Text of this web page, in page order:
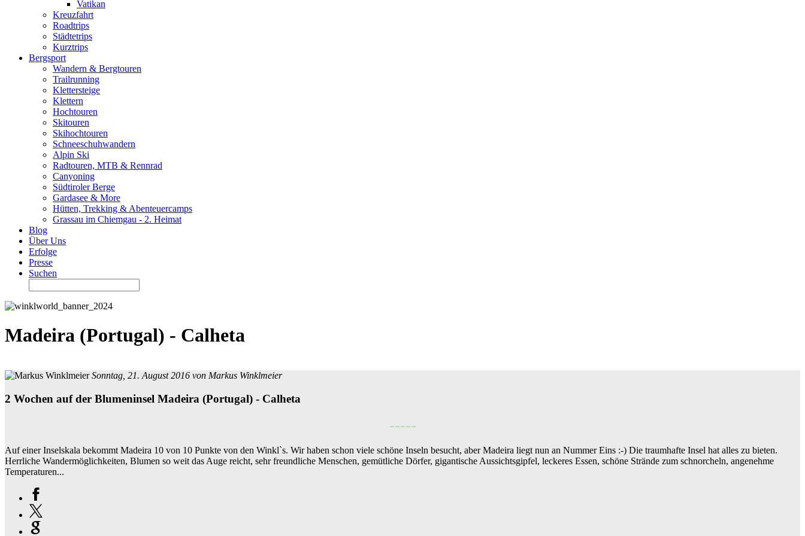
Vatikan
Kreuzfahrt
Roadtrips
Städtetrips
Kurztrips
Bergsport
Wandern & Bergtouren
Trailrunning
Klettersteige
Klettern
Hochtouren
Skitouren
Skihochtouren
Schneeschuhwandern
Alpin Ski
Radtouren, MTB & Rennrad
Canyoning
Südtiroler Berge
Gardasee & More
Hütten, Trekking & Abenteuercamps
Grassau im Chiemgau - 2. Heimat
Blog
Über Uns
Erfolge
Presse
Suchen
Madeira (Portugal) - Calheta
Sonntag, 21. August 2016 von Markus Winklmeier
2 Wochen auf der Blumeninsel Madeira (Portugal) - Calheta
-----
Auf einer Inselskala bekommt Madeira 10 von 10 Punkte von den Winkl`s. Wir haben schon viele schöne Inseln besucht, aber Madeira liegt nun an Nummer Eins :-) Die traumhafte Insel hat alles zu bieten.
Herrliche Wandermöglichkeiten, Blumen so weit das Auge reicht, sehr freundliche Menschen, gemütliche Dörfer, gigantische Aussichtsgipfel, leckeres Essen, schöne Strände zum schnorcheln, angenehme
Temperaturen...